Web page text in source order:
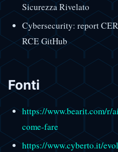
Sicurezza Rivelato
Cybersecurity: report
RCE GitHub
Fonti
https://www.bearit.com/
come-fare
https://www.cyberto.it/